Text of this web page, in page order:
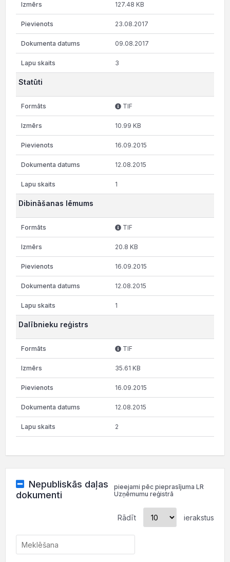
127.48 KB
23.08.2017
09.08.2017
3
Statūti
TIF
10.99 KB
16.09.2015
12.08.2015
1
Dibināšanas lēmums
TIF
20.8 KB
16.09.2015
12.08.2015
1
Dalībnieku reģistrs
TIF
35.61 KB
16.09.2015
12.08.2015
2
Nepubliskās daļas
dokumenti
pieejami pēc pieprasījuma LR
Uzņēmumu reģistrā
Rādīt ierakstus